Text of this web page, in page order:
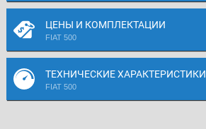
ЦЕНЫ И КОМПЛЕКТАЦИИ
FIAT 500
ТЕХНИЧЕСКИЕ ХАРАКТЕРИСТИКИ
FIAT 500